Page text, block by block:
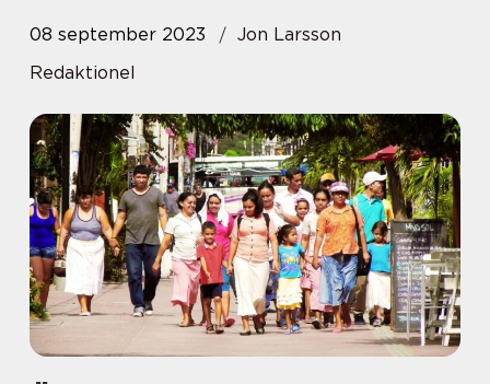
08 september 2023
Jon Larsson
Redaktionel